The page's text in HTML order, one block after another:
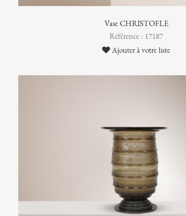
Vase CHRISTOFLE
Référence : 17187
Ajouter à votre liste